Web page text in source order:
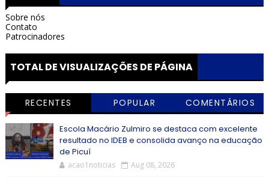
Sobre nós
Contato
Patrocinadores
TOTAL DE VISUALIZAÇÕES DE PÁGINA
RECENTES POPULAR COMENTÁRIOS
Escola Macário Zulmiro se destaca com excelente
resultado no IDEB e consolida avanço na educação
de Picuí
acao1noticias Aug 08, 2026